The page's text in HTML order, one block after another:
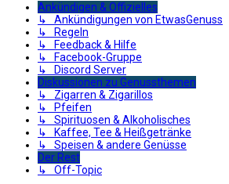
Ankündigen & Offizielles
↳ Ankündigungen von EtwasGenuss
↳ Regeln
↳ Feedback & Hilfe
↳ Facebook-Gruppe
↳ Discord Server
Diskussionen zu Genussthemen
↳ Zigarren & Zigarillos
↳ Pfeifen
↳ Spirituosen & Alkoholisches
↳ Kaffee, Tee & Heißgetränke
↳ Speisen & andere Genüsse
Der Rest
↳ Off-Topic